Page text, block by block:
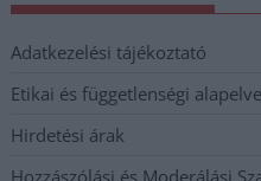
Adatkezelési tájékoztató
Etikai és függetlenségi
Hirdetési árak
Hozzászólási és Moderálási